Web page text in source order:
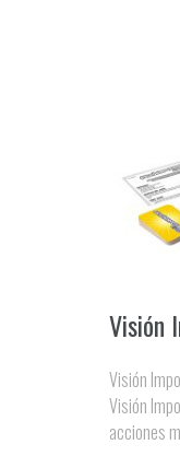
Visión
Visión
Visión
acciones